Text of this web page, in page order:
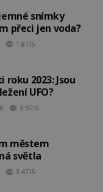
snímky
přeci jen voda?
1.8TIS
2023: Jsou
UFO?
3.5TIS
městem
světla
3.4TIS